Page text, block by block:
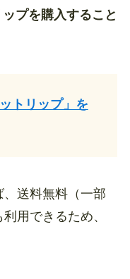
プを購入すること
トリップ」を
送料無料（一部
用できるため、